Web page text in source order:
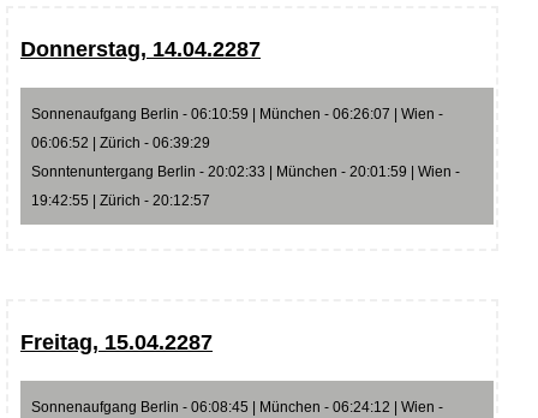
Donnerstag, 14.04.2287
Sonnenaufgang Berlin - 06:10:59 | München - 06:26:07 | Wien -
06:06:52 | Zürich - 06:39:29
Sonntenuntergang Berlin - 20:02:33 | München - 20:01:59 | Wien -
19:42:55 | Zürich - 20:12:57
Freitag, 15.04.2287
Sonnenaufgang Berlin - 06:08:45 | München - 06:24:12 | Wien -